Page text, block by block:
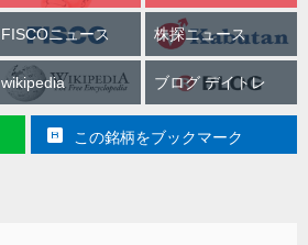
FISCOニュース 株探ニュース
wikipedia ブログ デイトレ
この銘柄をブックマーク